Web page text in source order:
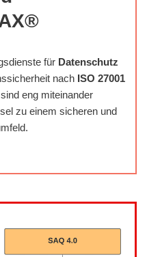
für Datenschutz
nach ISO 27001
eng miteinander
zu einem sicheren und